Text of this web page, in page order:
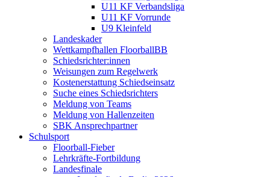
U11 KF Verbandsliga
U11 KF Vorrunde
U9 Kleinfeld
Landeskader
Wettkampfhallen FloorballBB
Schiedsrichter:innen
Weisungen zum Regelwerk
Kostenerstattung Schiedseinsatz
Suche eines Schiedsrichters
Meldung von Teams
Meldung von Hallenzeiten
SBK Ansprechpartner
Schulsport
Floorball-Fieber
Lehrkräfte-Fortbildung
Landesfinale